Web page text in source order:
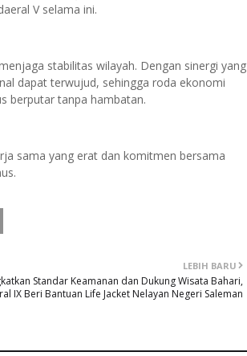
V selama ini.
stabilitas wilayah. Dengan sinergi yang
dapat terwujud, sehingga roda ekonomi
berputar tanpa hambatan.
sama yang erat dan komitmen bersama
LEBIH BARU
Standar Keamanan dan Dukung Wisata Bahari,
IX Beri Bantuan Life Jacket Nelayan Negeri Saleman